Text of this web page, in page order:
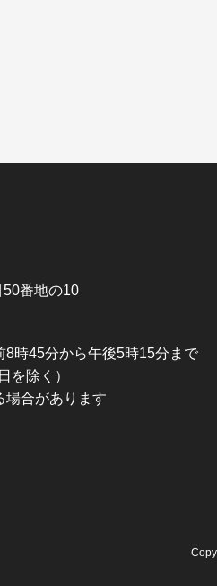
番地の10
8時45分から午後5時15分まで
を除く）
合があります